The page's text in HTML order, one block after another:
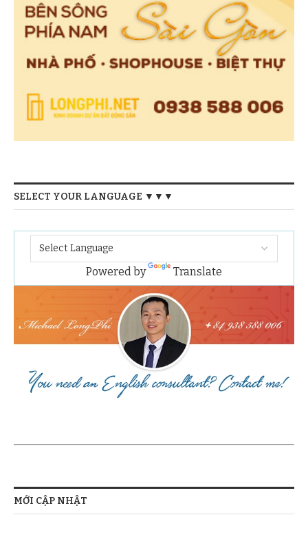
SELECT YOUR LANGUAGE ▼▼▼
Powered by Translate
MỚI CẬP NHẬT